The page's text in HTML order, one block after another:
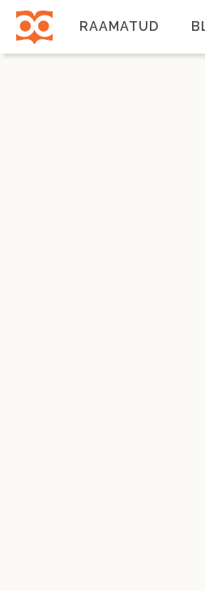
Liigu
edasi
põhisisu
juurde
RAAMATUD